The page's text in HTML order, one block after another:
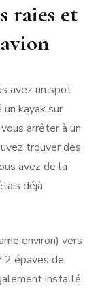
raies et
avez un spot
kayak sur
arrêter à un
trouver des
avez de la
déjà
environ) vers
2 épaves de
installé